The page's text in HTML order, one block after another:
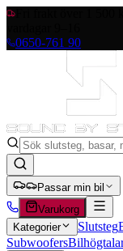
0650-761 90
Passar min bil
Varukorg
Kategorier
Slutsteg
Subwoofers